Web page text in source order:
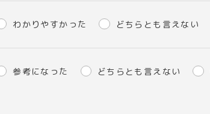
わかりやすかった どちらとも言えない
参考になった どちらとも言えない